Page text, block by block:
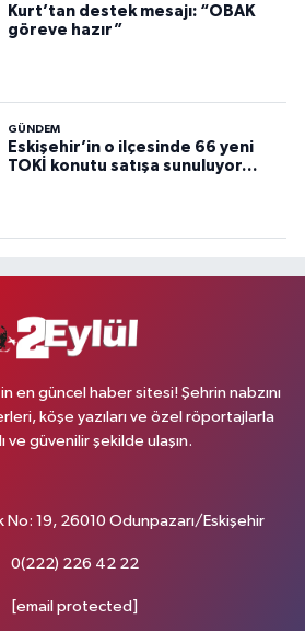
Kurt’tan destek mesajı: “OBAK
göreve hazır”
GÜNDEM
Eskişehir’in o ilçesinde 66 yeni
TOKİ konutu satışa sunuluyor…
en güncel haber sitesi! Şehrin nabzını
köşe yazıları ve özel röportajlarla
ve güvenilir şekilde ulaşın.
No: 19, 26010 Odunpazarı/Eskişehir
0(222) 226 42 22
[email protected]